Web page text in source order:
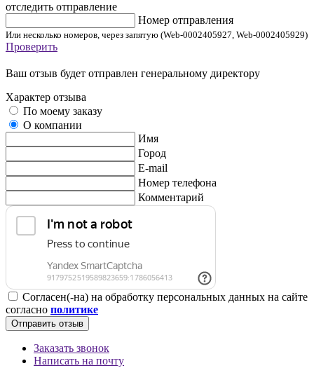
отследить отправление
Номер отправления
Или несколько номеров, через запятую (Web-0002405927, Web-0002405929)
Проверить
Ваш отзыв будет отправлен генеральному директору
Характер отзыва
По моему заказу
О компании
Имя
Город
E-mail
Номер телефона
Комментарий
Согласен(-на) на обработку персональных данных на сайте
согласно политике
Отправить отзыв
Заказать звонок
Написать на почту